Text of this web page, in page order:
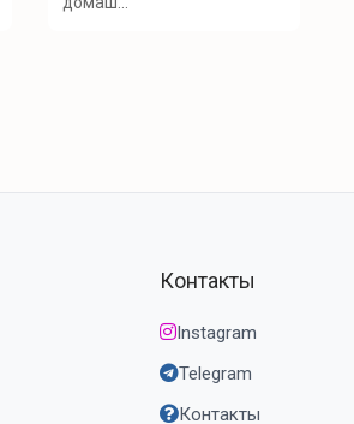
Контакты
Instagram
Telegram
Контакты